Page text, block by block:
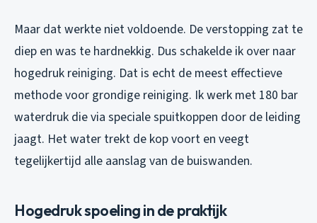
Maar dat werkte niet voldoende. De verstopping zat te
diep en was te hardnekkig. Dus schakelde ik over naar
hogedruk reiniging. Dat is echt de meest effectieve
methode voor grondige reiniging. Ik werk met 180 bar
waterdruk die via speciale spuitkoppen door de leiding
jaagt. Het water trekt de kop voort en veegt
tegelijkertijd alle aanslag van de buiswanden.
Hogedruk spoeling in de praktijk